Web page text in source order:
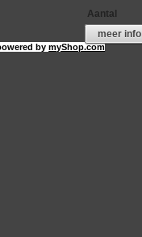
Aantal
meer info
bymyShop.com